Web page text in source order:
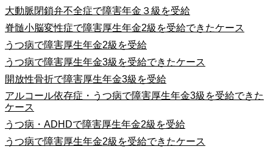
大動脈閉鎖弁不全症で障害年金３級を受給
脊髄小脳変性症で障害厚生年金2級を受給できたケース
うつ病で障害厚生年金2級を受給
うつ病で障害厚生年金3級を受給できたケース
開放性骨折で障害厚生年金3級を受給
アルコール依存症・うつ病で障害厚生年金3級を受給できた
ケース
うつ病・ADHDで障害厚生年金2級を受給
うつ病で障害厚生年金2級を受給できたケース